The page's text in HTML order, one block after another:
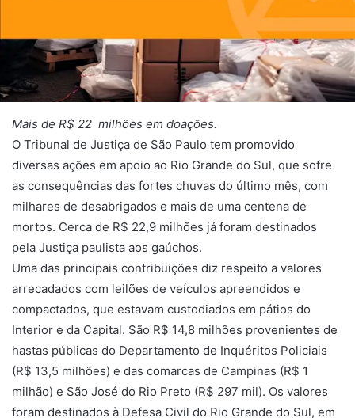
Mais de R$ 22 milhões em doações.
O Tribunal de Justiça de São Paulo tem promovido
diversas ações em apoio ao Rio Grande do Sul, que sofre
as consequências das fortes chuvas do último mês, com
milhares de desabrigados e mais de uma centena de
mortos. Cerca de R$ 22,9 milhões já foram destinados
pela Justiça paulista aos gaúchos.
Uma das principais contribuições diz respeito a valores
arrecadados com leilões de veículos apreendidos e
compactados, que estavam custodiados em pátios do
Interior e da Capital. São R$ 14,8 milhões provenientes de
hastas públicas do Departamento de Inquéritos Policiais
(R$ 13,5 milhões) e das comarcas de Campinas (R$ 1
milhão) e São José do Rio Preto (R$ 297 mil). Os valores
foram destinados à Defesa Civil do Rio Grande do Sul, em